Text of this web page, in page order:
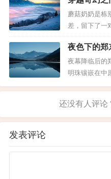
开。他在一本
了前往地球内
试同样的冒险
堡出发，在冰
蘑菇奶奶是栋
差，留下了一
这三个小女孩
奶身边，听着
娘》到《天鹅
度过了无数个
夜色下的郑
夜幕降临后的
明珠镶嵌在中
的龙湖美得令
大楼格外引人
们生命。远远
发表评论